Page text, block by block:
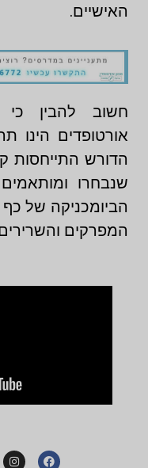
האישיים.
חשוב להבין
אורטופדים הינו
הדורש התייחסות
שנבחרו
הביומכניקה של
המפרקים